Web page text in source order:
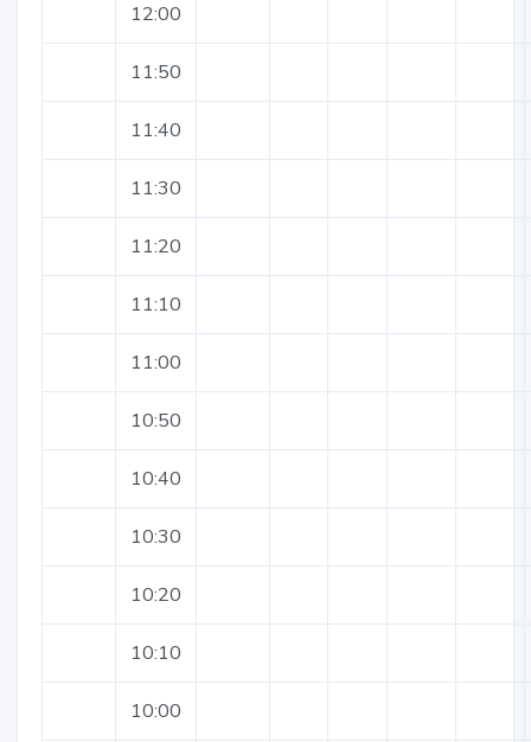
12:00
11:50
11:40
11:30
11:20
11:10
11:00
10:50
10:40
10:30
10:20
10:10
10:00